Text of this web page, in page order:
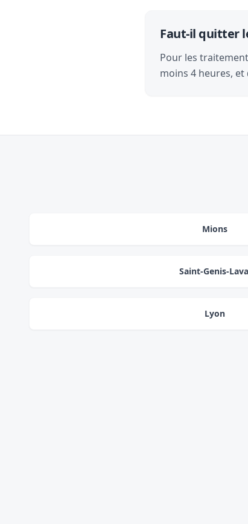
Faut-il quitter
Pour les
moins 4 heures,
Mions
Saint-Genis-
Lyon